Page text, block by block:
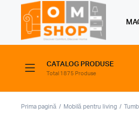
CATALOG PRODUSE
Total 1875 Produse
Prima pagină Mobilă pentru living